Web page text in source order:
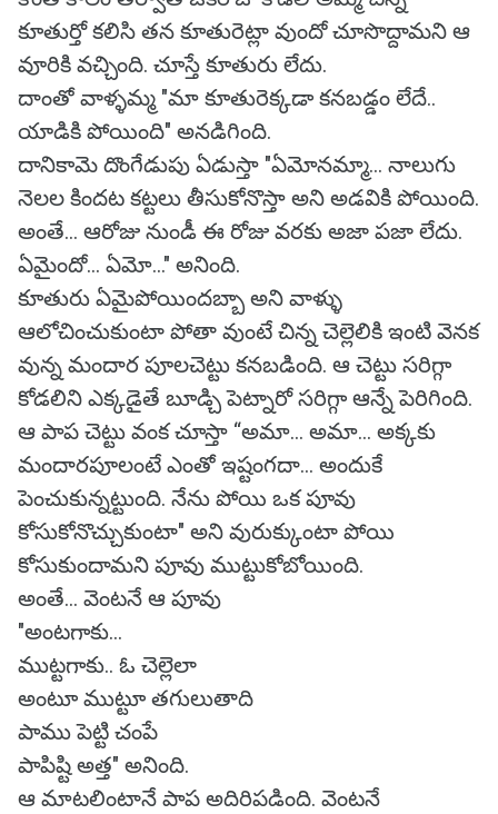
కూతుర్తో కలిసి తన కూతురెట్లా వుందో చూసొద్దామని ఆ
వూరికి వచ్చింది. చూస్తే కూతురు లేదు.
దాంతో వాళ్ళమ్మ "మా కూతురెక్కడా కనబడ్డం లేదే..
యాడికి పోయింది" అనడిగింది.
దానికామె దొంగేడుపు ఏడుస్తా "ఏమోనమ్మా... నాలుగు
నెలల కిందట కట్టలు తీసుకోనొస్తా అని అడవికి పోయింది.
అంతే... ఆరోజు నుండీ ఈ రోజు వరకు అజా పజా లేదు.
ఏమైందో... ఏమో..." అనింది.
కూతురు ఏమైపోయిందబ్బా అని వాళ్ళు
ఆలోచించుకుంటా పోతా వుంటే చిన్న చెల్లెలికి ఇంటి వెనక
వున్న మందార పూలచెట్టు కనబడింది. ఆ చెట్టు సరిగ్గా
కోడలిని ఎక్కడైతే బూడ్చి పెట్నారో సరిగ్గా ఆన్నే పెరిగింది.
ఆ పాప చెట్టు వంక చూస్తా “అమా... అమా... అక్కకు
మందారపూలంటే ఎంతో ఇష్టంగదా... అందుకే
పెంచుకున్నట్టుంది. నేను పోయి ఒక పూవు
కోసుకోనొచ్చుకుంటా" అని వురుక్కుంటా పోయి
కోసుకుందామని పూవు ముట్టుకోబోయింది.
అంతే... వెంటనే ఆ పూవు
"అంటగాకు...
ముట్టగాకు.. ఓ చెల్లెలా
అంటూ ముట్టూ తగులుతాది
పాము పెట్టి చంపే
పాపిష్టి అత్త" అనింది.
ఆ మాటలింటానే పాప అదిరిపడింది. వెంటనే